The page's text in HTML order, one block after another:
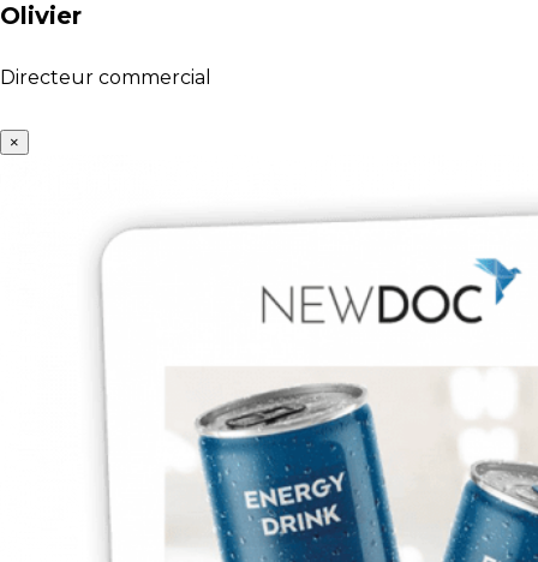
Olivier
Directeur commercial
×